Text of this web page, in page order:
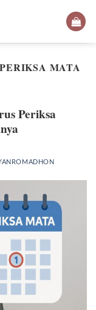
MATA
Periksa